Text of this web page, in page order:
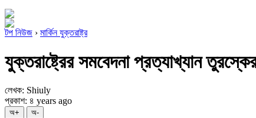
টপ নিউজ › মার্কিন যুক্তরাষ্ট্র
যুক্তরাষ্ট্রের সমবেদনা প্রত্যাখ্যান
লেখক: Shiuly
প্রকাশ: ৪ years ago
অ+ অ-